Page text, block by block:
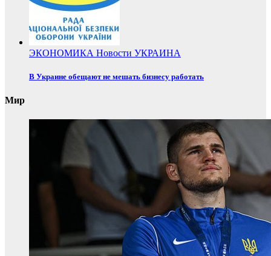
ЭКОНОМИКА Новости УКРАИНА
В Украине обещают не мешать бизнесу работать
Мир